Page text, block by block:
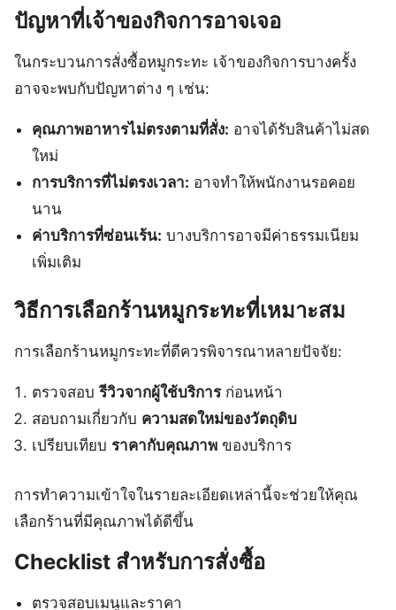
ปัญหาที่เจ้าของกิจการอาจเจอ
ในกระบวนการสั่งซื้อหมูกระทะ เจ้าของกิจการบางครั้ง
อาจจะพบกับปัญหาต่าง ๆ เช่น:
คุณภาพอาหารไม่ตรงตามที่สั่ง: อาจได้รับสินค้าไม่สด
ใหม่
การบริการที่ไม่ตรงเวลา: อาจทำให้พนักงานรอคอย
นาน
ค่าบริการที่ซ่อนเร้น: บางบริการอาจมีค่าธรรมเนียม
เพิ่มเติม
วิธีการเลือกร้านหมูกระทะที่เหมาะสม
การเลือกร้านหมูกระทะที่ดีควรพิจารณาหลายปัจจัย:
ตรวจสอบรีวิวจากผู้ใช้บริการก่อนหน้า
สอบถามเกี่ยวกับ ความสดใหม่ของวัตถุดิบ
เปรียบเทียบ ราคากับคุณภาพ ของบริการ
การทำความเข้าใจในรายละเอียดเหล่านี้จะช่วยให้คุณ
เลือกร้านที่มีคุณภาพได้ดีขึ้น
Checklist สำหรับการสั่งซื้อ
ตรวจสอบเมนูและราคา